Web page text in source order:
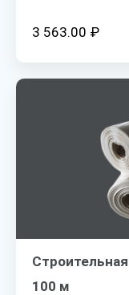
3 563.00 ₽
100 м